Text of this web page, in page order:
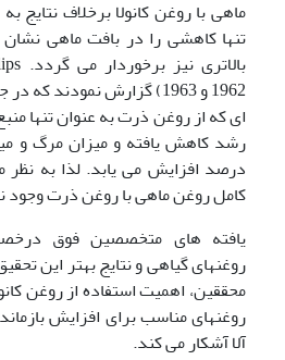
ماهی با روغن کانولا برخلاف نتایج
تنها کاهشی را در بافت ماهی
1962 و 1963) گزارش نمودند
ای که از روغن ذرت به عنوان تنها
درصد افزایش می یابد. لذا به
کامل روغن ماهی با روغن ذرت وجود ندارد (23،
یافته های متخصصین فوق
روغنهای گیاهی و نتایج بهتر این
محققین، اهمیت استفاده از روغن
روغنهای مناسب برای افزایش
آلا آشکار می کند.